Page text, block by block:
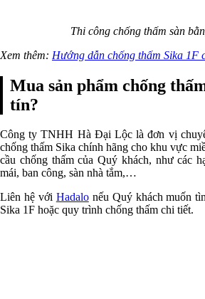
Thi công chống thấm sàn
Xem thêm: Hướng dẫn chống thấm Sika 1F
Mua sản phẩm chống
tín?
Công ty TNHH Hà Đại Lộc là đơn vị
chống thấm Sika chính hãng cho khu vực
cầu chống thấm của Quý khách, như các
mái, ban công, sàn nhà tắm,…
Liên hệ với Hadalonếu Quý khách muốn
Sika 1F hoặc quy trình chống thấm chi tiết.